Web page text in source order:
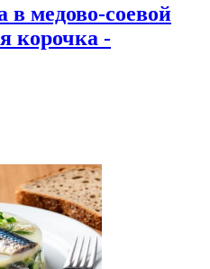
в медово-соевой
корочка -